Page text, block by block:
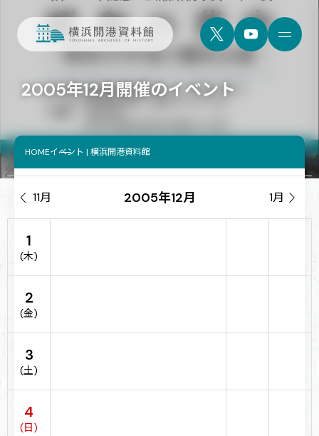
2005年12月開催のイベント
HOMEイベント | 横浜開港資料館
 11月 2005年12月 1月 
1
(木)
2
(金)
3
(土)
4
(日)